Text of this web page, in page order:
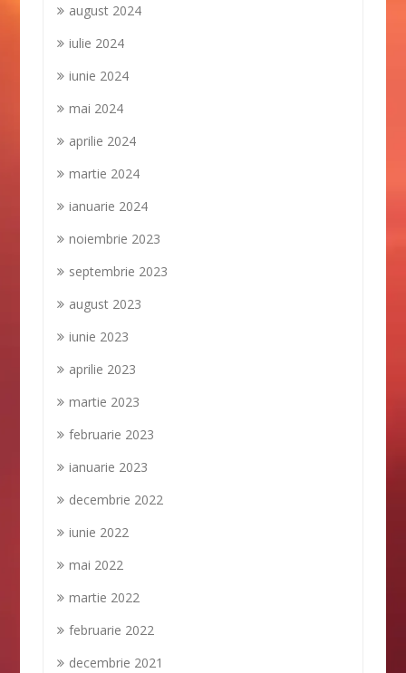
august 2024
iulie 2024
iunie 2024
mai 2024
aprilie 2024
martie 2024
ianuarie 2024
noiembrie 2023
septembrie 2023
august 2023
iunie 2023
aprilie 2023
martie 2023
februarie 2023
ianuarie 2023
decembrie 2022
iunie 2022
mai 2022
martie 2022
februarie 2022
decembrie 2021